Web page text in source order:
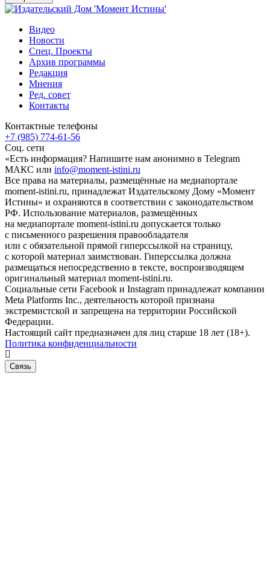
Видео
Новости
Спец. Проекты
Архив программы
Редакция
Мнения
Ред. совет
Контакты
Контактные телефоны
+7 (985) 774-61-56
Соц. сети
«Есть информация? Напишите нам анонимно в Telegram
МАКС или info@moment-istini.ru
Все права на материалы, размещённые на медиапортале
moment-istini.ru, принадлежат Издательскому Дому «Момент
Истины» и охраняются в соответствии с законодательством
РФ. Использование материалов, размещённых
на медиапортале moment-istini.ru допускается только
с письменного разрешения правообладателя
или с обязательной прямой гиперссылкой на страницу,
с которой материал заимствован. Гиперссылка должна
размещаться непосредственно в тексте, воспроизводящем
оригинальный материал moment-istini.ru.
Социальные сети Facebook и Instagram принадлежат компании
Meta Platforms Inc., деятельность которой признана
экстремистской и запрещена на территории Российской
Федерации.
Настоящий сайт предназначен для лиц старше 18 лет (18+).
Политика конфиденциальности
Связь